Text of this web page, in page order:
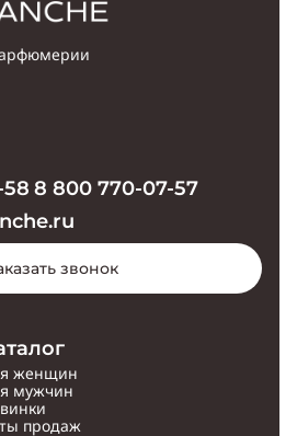
женщин
мужчин
продаж
58 8 800 770-07-57
звонок